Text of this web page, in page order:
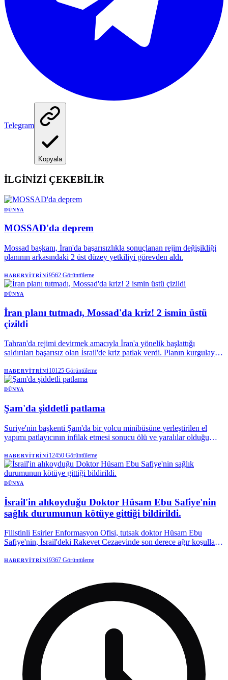
Telegram
Kopyala
İLGİNİZİ ÇEKEBİLİR
DÜNYA
MOSSAD'da deprem
Mossad başkanı, İran'da başarısızlıkla sonuçlanan rejim değişikliği
planının arkasındaki 2 üst düzey yetkiliyi görevden aldı.
HABERVITRINI9562 Görüntüleme
DÜNYA
İran planı tutmadı, Mossad'da kriz! 2 ismin üstü
çizildi
Tahran'da rejimi devirmek amacıyla İran'a yönelik başlattığı
saldırıları başarısız olan İsrail'de kriz patlak verdi. Planın kurgulayan
HABERVITRINI10125 Görüntüleme
DÜNYA
Şam'da şiddetli patlama
Suriye'nin başkenti Şam'da bir yolcu minibüsüne yerleştirilen el
yapımı patlayıcının infilak etmesi sonucu ölü ve yaralılar olduğu
HABERVITRINI12450 Görüntüleme
DÜNYA
İsrail'in alıkoyduğu Doktor Hüsam Ebu Safiye'nin
sağlık durumunun kötüye gittiği bildirildi.
Filistinli Esirler Enformasyon Ofisi, tutsak doktor Hüsam Ebu
Safiye'nin, İsrail'deki Rakevet Cezaevinde son derece ağır koşullarla
HABERVITRINI9367 Görüntüleme